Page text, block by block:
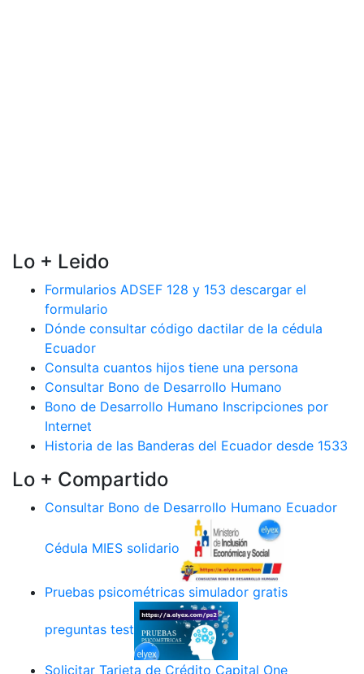
Lo + Leido
Formularios ADSEF 128 y 153 descargar el
formulario
Dónde consultar código dactilar de la cédula
Ecuador
Consulta cuantos hijos tiene una persona
Consultar Bono de Desarrollo Humano
Bono de Desarrollo Humano Inscripciones por
Internet
Historia de las Banderas del Ecuador desde 1533
Lo + Compartido
Consultar Bono de Desarrollo Humano Ecuador
Cédula MIES solidario
Pruebas psicométricas simulador gratis
preguntas test
Solicitar Tarjeta de Crédito Capital One